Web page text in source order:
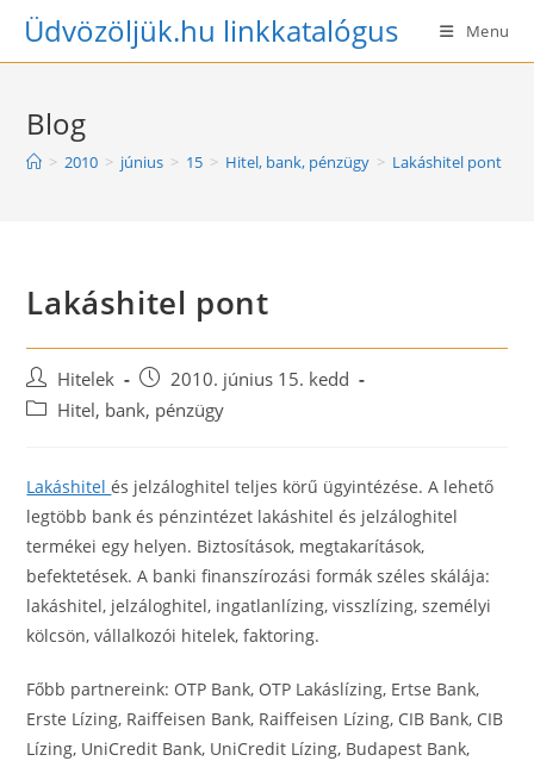
SkipÜdvözöljük.hu linkkatalógus Menu
Blog
> 2010 > június > 15 > Hitel, bank, pénzügy > Lakáshitel pont
Lakáshitel pont
Post
author:
Hitelek
Post
published:
2010. június 15. kedd
PostHitel, bank, pénzügy
Lakáshitelés jelzáloghitel teljes körű ügyintézése. A lehető
legtöbb bank és pénzintézet lakáshitel és jelzáloghitel
termékei egy helyen. Biztosítások, megtakarítások,
befektetések. A banki finanszírozási formák széles skálája:
lakáshitel, jelzáloghitel, ingatlanlízing, visszlízing, személyi
kölcsön, vállalkozói hitelek, faktoring.
Főbb partnereink: OTP Bank, OTP Lakáslízing, Ertse Bank,
Erste Lízing, Raiffeisen Bank, Raiffeisen Lízing, CIB Bank, CIB
Lízing, UniCredit Bank, UniCredit Lízing, Budapest Bank,